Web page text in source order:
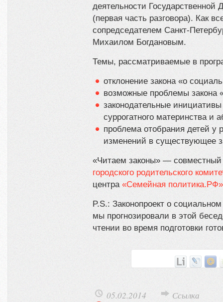
деятельности
(первая часть разговора). Как
сопредседателем Санкт-
Михаилом Богдановым.
Темы, рассматриваемые в
отклонение закона «о
возможные проблемы закона
законодательные
суррогатного материнства и
проблема отобрания детей у
изменений в существующее
«Читаем законы» —
городского родительского
центра «Семейная политика.РФ»
P.S.: Законопроект о
мы прогнозировали в этой
чтении во время подготовки
05.02.2014 Ссылка